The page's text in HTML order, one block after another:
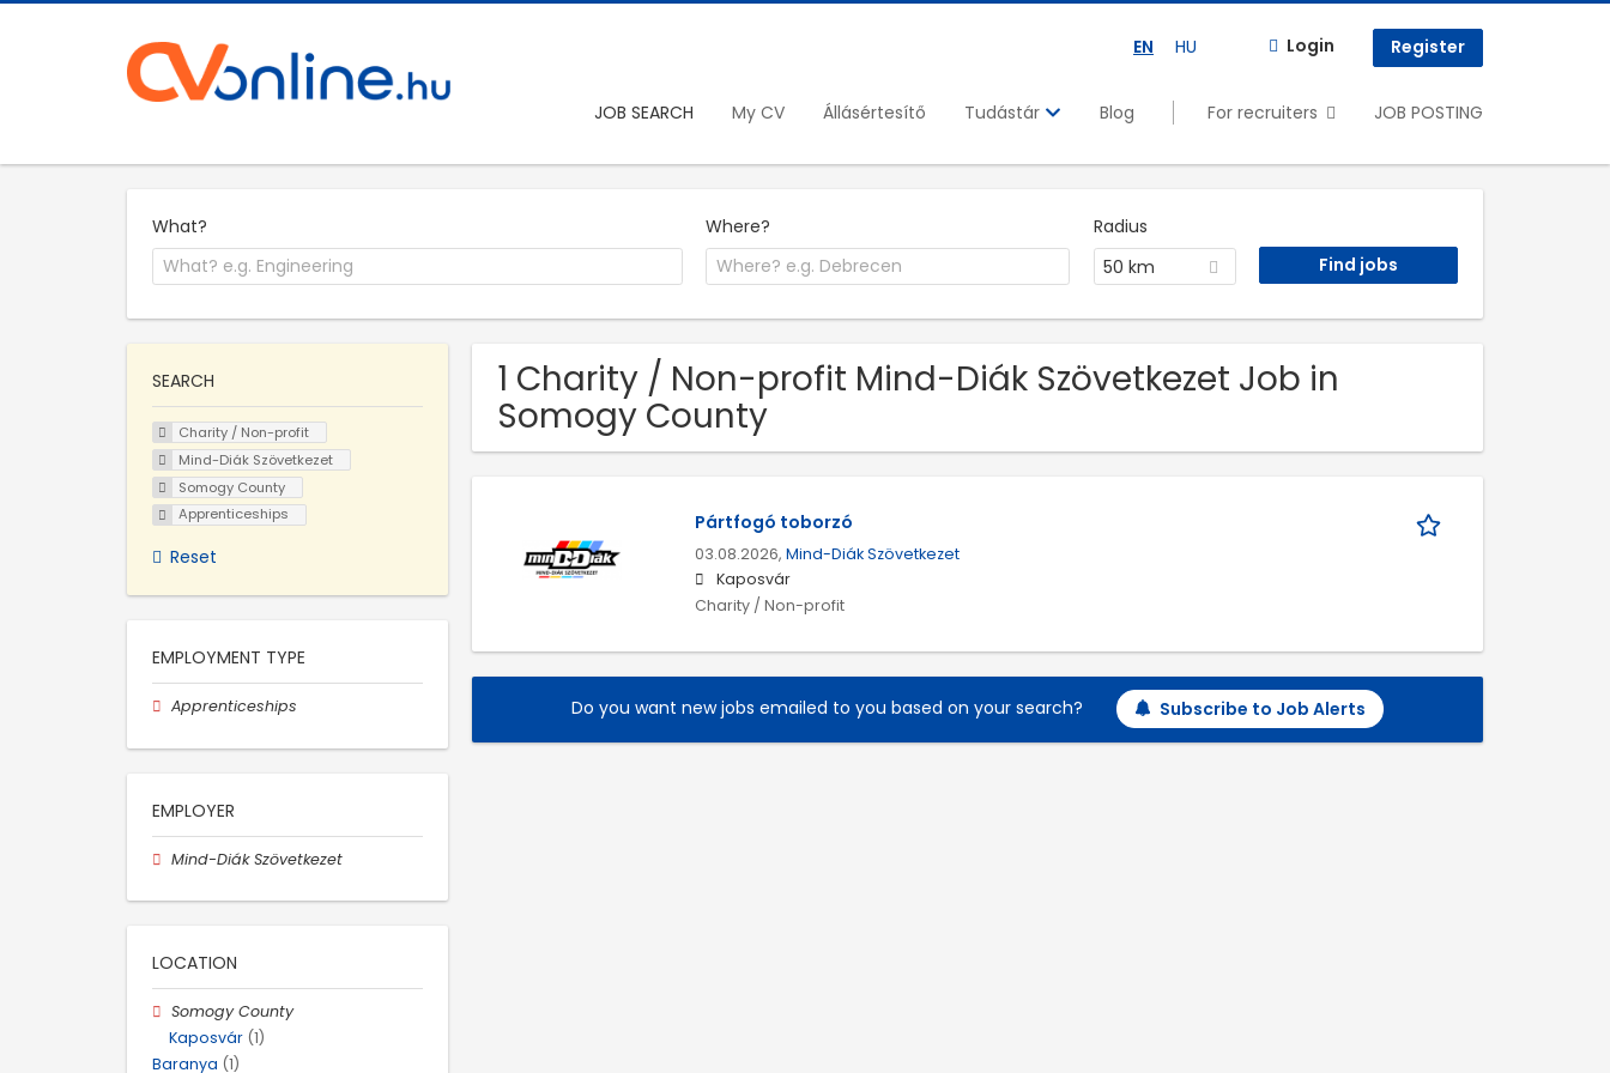
EN HU Login Register
JOB SEARCH My CV Állásértesítő Tudástár Blog For recruiters JOB POSTING
What? Where?
Radius
50 km
1 Charity / Non-profit Mind-Diák Szövetkezet Job in
Somogy County
Pártfogó toborzó
03.08.2026, Mind-Diák Szövetkezet
Kaposvár
Charity / Non-profit
Do you want new jobs emailed to you based on your search? Subscribe to Job Alerts
SEARCH
Charity / Non-profit
Mind-Diák Szövetkezet
Somogy County
Apprenticeships
Reset
EMPLOYMENT TYPE
Apprenticeships
EMPLOYER
Mind-Diák Szövetkezet
LOCATION
Somogy County
Kaposvár (1)
Baranya (1)